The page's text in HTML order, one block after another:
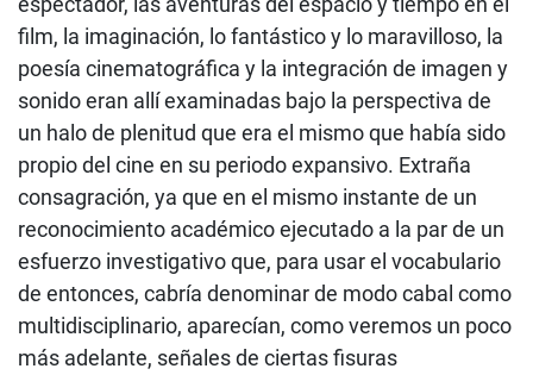
film, la imaginación, lo fantástico y lo maravilloso, la
poesía cinematográfica y la integración de imagen y
sonido eran allí examinadas bajo la perspectiva de
un halo de plenitud que era el mismo que había sido
propio del cine en su periodo expansivo. Extraña
consagración, ya que en el mismo instante de un
reconocimiento académico ejecutado a la par de un
esfuerzo investigativo que, para usar el vocabulario
de entonces, cabría denominar de modo cabal como
multidisciplinario, aparecían, como veremos un poco
más adelante, señales de ciertas fisuras